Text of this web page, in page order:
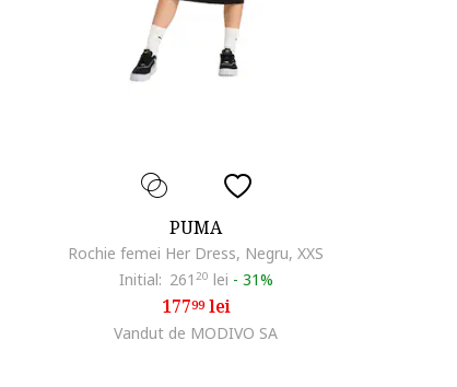
PUMA
Rochie femei Her Dress, Negru, XXS
Initial: 261 20 lei - 31%
17799lei
Vandut de MODIVO SA